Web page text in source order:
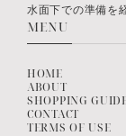
水面下での準備を
MENU
HOME
ABOUT
SHOPPING
CONTACT
TERMS OF USE